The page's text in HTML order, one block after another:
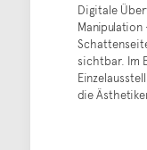
Digitale
Manipulation
sichtbar. Im
die